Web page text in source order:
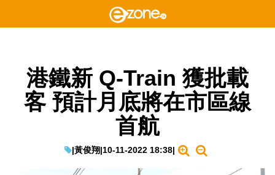
港鐵新 Q-Train 獲批載
客 預計月底將在市區線
首航
|黃俊翔|10-11-2022 18:38|